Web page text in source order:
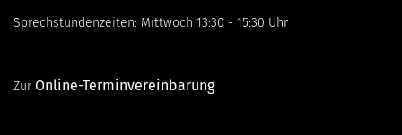
Sprechstundenzeiten: Mittwoch 13:30 - 15:30 Uhr
​Zur Online-Terminvereinbarung